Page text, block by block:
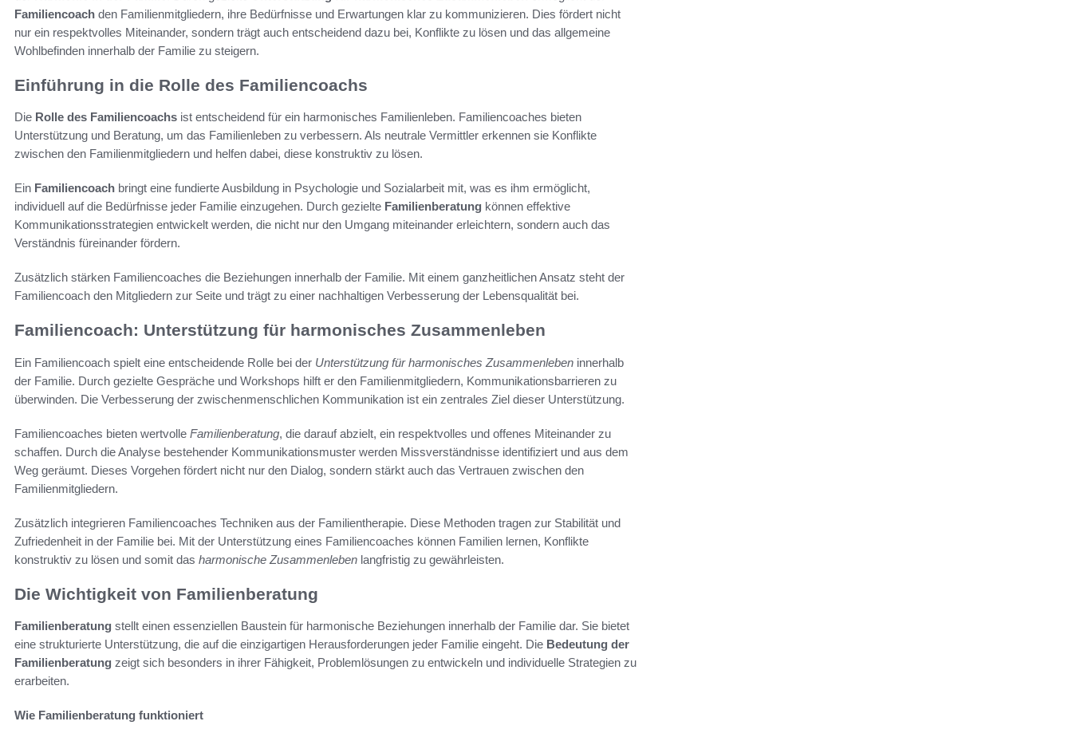
Familiencoach den Familienmitgliedern, ihre Bedürfnisse und Erwartungen klar zu kommunizieren. Dies fördert nicht
nur ein respektvolles Miteinander, sondern trägt auch entscheidend dazu bei, Konflikte zu lösen und das allgemeine
Wohlbefinden innerhalb der Familie zu steigern.
Einführung in die Rolle des Familiencoachs
Die Rolle des Familiencoachs ist entscheidend für ein harmonisches Familienleben. Familiencoaches bieten
Unterstützung und Beratung, um das Familienleben zu verbessern. Als neutrale Vermittler erkennen sie Konflikte
zwischen den Familienmitgliedern und helfen dabei, diese konstruktiv zu lösen.
Ein Familiencoach bringt eine fundierte Ausbildung in Psychologie und Sozialarbeit mit, was es ihm ermöglicht,
individuell auf die Bedürfnisse jeder Familie einzugehen. Durch gezielte Familienberatung können effektive
Kommunikationsstrategien entwickelt werden, die nicht nur den Umgang miteinander erleichtern, sondern auch das
Verständnis füreinander fördern.
Zusätzlich stärken Familiencoaches die Beziehungen innerhalb der Familie. Mit einem ganzheitlichen Ansatz steht der
Familiencoach den Mitgliedern zur Seite und trägt zu einer nachhaltigen Verbesserung der Lebensqualität bei.
Familiencoach: Unterstützung für harmonisches Zusammenleben
Ein Familiencoach spielt eine entscheidende Rolle bei der Unterstützung für harmonisches Zusammenleben innerhalb
der Familie. Durch gezielte Gespräche und Workshops hilft er den Familienmitgliedern, Kommunikationsbarrieren zu
überwinden. Die Verbesserung der zwischenmenschlichen Kommunikation ist ein zentrales Ziel dieser Unterstützung.
Familiencoaches bieten wertvolle Familienberatung, die darauf abzielt, ein respektvolles und offenes Miteinander zu
schaffen. Durch die Analyse bestehender Kommunikationsmuster werden Missverständnisse identifiziert und aus dem
Weg geräumt. Dieses Vorgehen fördert nicht nur den Dialog, sondern stärkt auch das Vertrauen zwischen den
Familienmitgliedern.
Zusätzlich integrieren Familiencoaches Techniken aus der Familientherapie. Diese Methoden tragen zur Stabilität und
Zufriedenheit in der Familie bei. Mit der Unterstützung eines Familiencoaches können Familien lernen, Konflikte
konstruktiv zu lösen und somit das harmonische Zusammenleben langfristig zu gewährleisten.
Die Wichtigkeit von Familienberatung
Familienberatung stellt einen essenziellen Baustein für harmonische Beziehungen innerhalb der Familie dar. Sie bietet
eine strukturierte Unterstützung, die auf die einzigartigen Herausforderungen jeder Familie eingeht. Die Bedeutung der
Familienberatung zeigt sich besonders in ihrer Fähigkeit, Problemlösungen zu entwickeln und individuelle Strategien zu
erarbeiten.
Wie Familienberatung funktioniert